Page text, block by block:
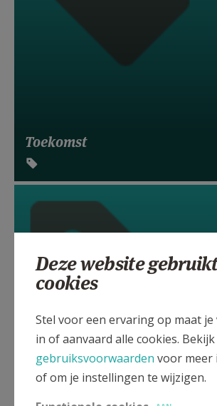
Toekomst
Deze website
cookies
Stel voor een ervaring op maat
in of aanvaard alle cookies.
gebruiksvoorwaarden voor meer
of om je instellingen te wijzigen.